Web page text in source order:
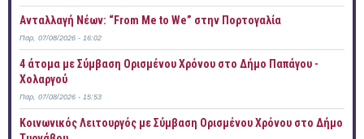
Ανταλλαγή Νέων: “From Me to We” στην Πορτογαλία
Παρ, 07/08/2026 - 16:02
4 άτομα με Σύμβαση Ορισμένου Χρόνου στο Δήμο Παπάγου -
Χολαργού
Παρ, 07/08/2026 - 15:53
Κοινωνικός Λειτουργός με Σύμβαση Ορισμένου Χρόνου στο Δήμο